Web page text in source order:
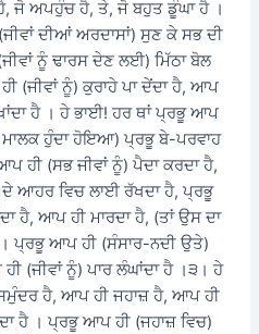
ਜੋ ਅਪਹੁੰਚ ਹੈ, ਤੇ, ਜੋ ਬਹੁਤ ਡੂੰਘਾ ਹੈ ।
ਦੀਆਂ ਅਰਦਾਸਾਂ) ਸੁਣ ਕੇ ਸਭ ਦੀ
ਨੂੰ ਢਾਰਸ ਦੇਣ ਲਈ) ਮਿੱਠਾ ਬੋਲ
(ਜੀਵਾਂ ਨੂੰ) ਕੁਰਾਹੇ ਪਾ ਦੇਂਦਾ ਹੈ, ਆਪ
ਹੈ । ਹੇ ਭਾਈ! ਹਰ ਥਾਂ ਪ੍ਰਭੂ ਆਪ
ਹੁੰਦਾ ਹੋਇਆ) ਪ੍ਰਭੂ ਬੇ-ਪਰਵਾਹ
ਹੀ (ਸਭ ਜੀਵਾਂ ਨੂੰ) ਪੈਦਾ ਕਰਦਾ ਹੈ,
ਆਹਰ ਵਿਚ ਲਾਈ ਰੱਖਦਾ ਹੈ, ਪ੍ਰਭੂ
ਹੈ, ਆਪ ਹੀ ਮਾਰਦਾ ਹੈ, (ਤਾਂ ਉਸ ਦਾ
। ਪ੍ਰਭੂ ਆਪ ਹੀ (ਸੰਸਾਰ-ਨਦੀ ਉਤੇ)
(ਜੀਵਾਂ ਨੂੰ) ਪਾਰ ਲੰਘਾਂਦਾ ਹੈ ।੩। ਹੇ
ਹੈ, ਆਪ ਹੀ ਜਹਾਜ਼ ਹੈ, ਆਪ ਹੀ
ਹੈ । ਪ੍ਰਭੂ ਆਪ ਹੀ (ਜਹਾਜ਼ ਵਿਚ)